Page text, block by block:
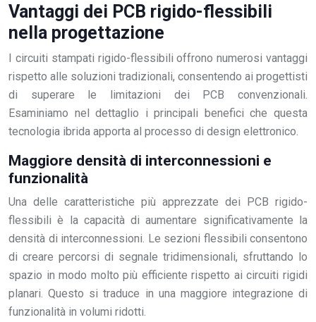
Vantaggi dei PCB rigido-flessibili
nella progettazione
I circuiti stampati rigido-flessibili offrono numerosi vantaggi
rispetto alle soluzioni tradizionali, consentendo ai progettisti
di superare le limitazioni dei PCB convenzionali.
Esaminiamo nel dettaglio i principali benefici che questa
tecnologia ibrida apporta al processo di design elettronico.
Maggiore densità di interconnessioni e
funzionalità
Una delle caratteristiche più apprezzate dei PCB rigido-
flessibili è la capacità di aumentare significativamente la
densità di interconnessioni. Le sezioni flessibili consentono
di creare percorsi di segnale tridimensionali, sfruttando lo
spazio in modo molto più efficiente rispetto ai circuiti rigidi
planari. Questo si traduce in una maggiore integrazione di
funzionalità in volumi ridotti.